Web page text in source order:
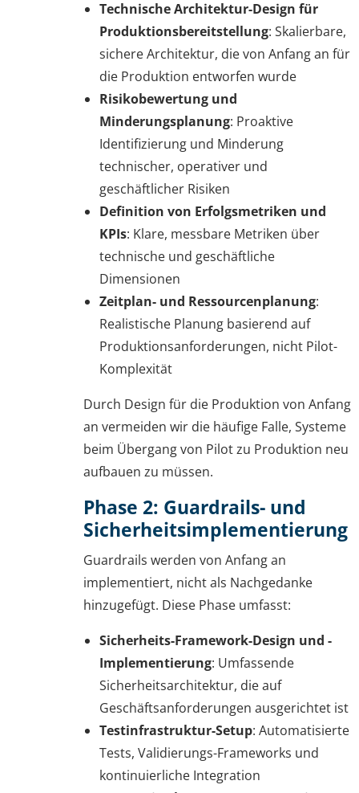
Technische Architektur-Design für
Produktionsbereitstellung: Skalierbare,
sichere Architektur, die von Anfang an für
die Produktion entworfen wurde
Risikobewertung und
Minderungsplanung: Proaktive
Identifizierung und Minderung
technischer, operativer und
geschäftlicher Risiken
Definition von Erfolgsmetriken und
KPIs: Klare, messbare Metriken über
technische und geschäftliche
Dimensionen
Zeitplan- und Ressourcenplanung:
Realistische Planung basierend auf
Produktionsanforderungen, nicht Pilot-
Komplexität
Durch Design für die Produktion von Anfang
an vermeiden wir die häufige Falle, Systeme
beim Übergang von Pilot zu Produktion neu
aufbauen zu müssen.
Phase 2: Guardrails- und
Sicherheitsimplementierung
Guardrails werden von Anfang an
implementiert, nicht als Nachgedanke
hinzugefügt. Diese Phase umfasst:
Sicherheits-Framework-Design und -
Implementierung: Umfassende
Sicherheitsarchitektur, die auf
Geschäftsanforderungen ausgerichtet ist
Testinfrastruktur-Setup: Automatisierte
Tests, Validierungs-Frameworks und
kontinuierliche Integration